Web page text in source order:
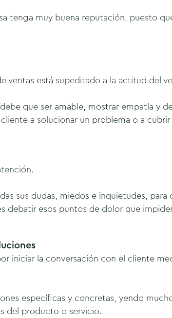
tenga muy buena reputación, puesto
ventas está supeditado a la actitud del
que ser amable, mostrar empatía y
a solucionar un problema o a
sus dudas, miedos e inquietudes,
debatir esos puntos de dolor que
iniciar la conversación con el cliente
específicas y concretas, yendo
del producto o servicio.